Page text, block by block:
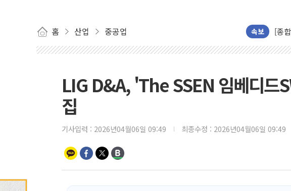
홈 산업 중공업 속보
트
美
美
[AI
[종
뉴
보훈
트럼
LIG D&A, 'The SSEN 임베디드
집
기사입력 : 2026년04월06일 09:49 최종수정 : 2026년04월06일 09:49